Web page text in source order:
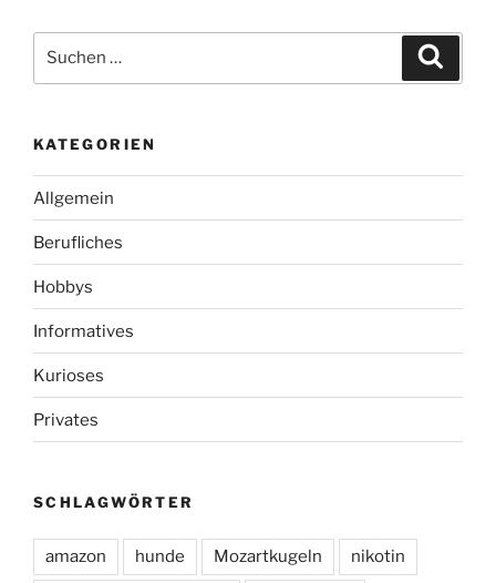
nach:
KATEGORIEN
Allgemein
Berufliches
Hobbys
Informatives
Kurioses
Privates
SCHLAGWÖRTER
amazon hunde Mozartkugeln nikotin